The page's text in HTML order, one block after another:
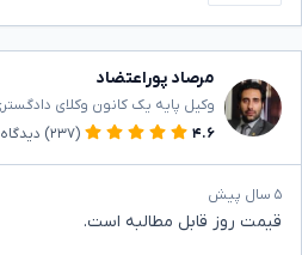
مرصاد پوراعتضاد
وکیل پایه یک کانون وکلای
۴.۶
(۲۳۷) دیدگاه
۵ سال پیش
قیمت روز قابل مطالبه است.